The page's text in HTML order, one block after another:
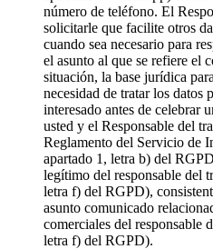
número de teléfono. El
solicitarle que facilite otros
cuando sea necesario para
el asunto al que se refiere el
situación, la base jurídica
necesidad de tratar los datos
interesado antes de celebrar
usted y el Responsable del
Reglamento del Servicio de
apartado 1, letra b) del
legítimo del responsable del
letra f) del RGPD),
asunto comunicado
comerciales del responsable
letra f) del RGPD).